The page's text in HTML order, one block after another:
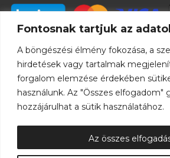
Fontosnak tartjuk az
A böngészési élmény fokozása, a
hirdetések vagy tartalmak
forgalom elemzése érdekében
használunk. Az "Összes elfogadom"
hozzájárulhat a sütik használatához.
Az összes